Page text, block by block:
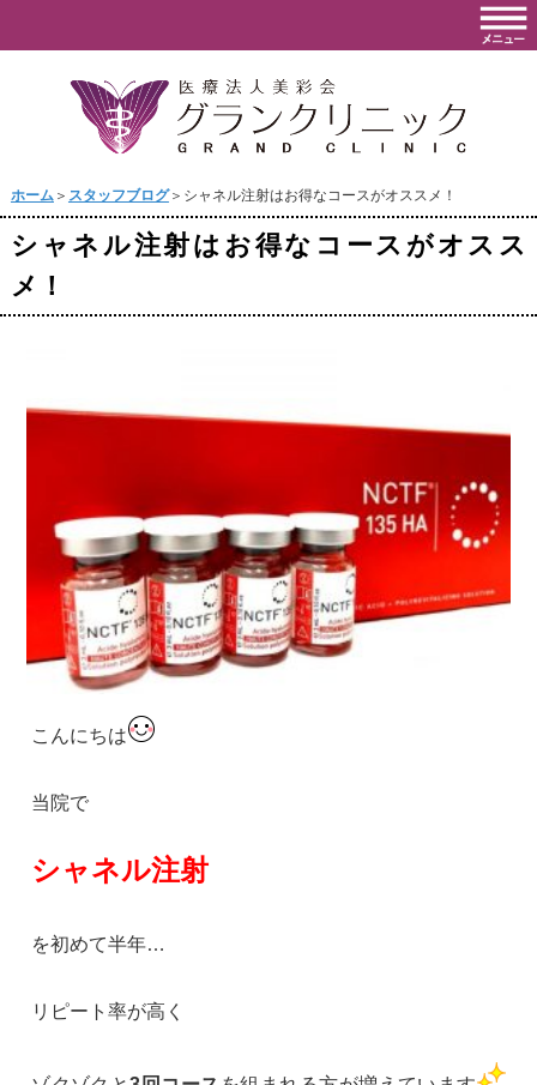
ホーム＞ スタッフブログ＞シャネル注射はお得なコースがオススメ！
シャネル注射はお得なコースがオスス
メ！
こんにちは
当院で
シャネル注射
を初めて半年…
リピート率が高く